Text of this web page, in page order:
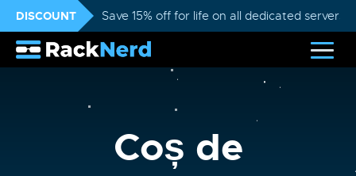
DISCOUNT Save 15% off for life on all dedicated servers
Coș de